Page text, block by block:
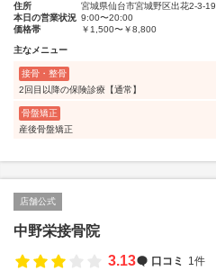
住所
宮城県仙台市宮城野区出花2-3-19
本日の営業状況 9:00〜20:00
価格帯
￥1,500〜￥8,800
主なメニュー
接骨・整骨
2回目以降の保険診療【通常】
骨盤矯正
産後骨盤矯正
店舗公式
中野栄接骨院
3.13
口コミ 1件